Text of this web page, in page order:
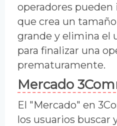
operadores
que crea un
grande y elimina el
para finalizar una
prematuramente.
Mercado
El "Mercado" en
los usuarios buscar